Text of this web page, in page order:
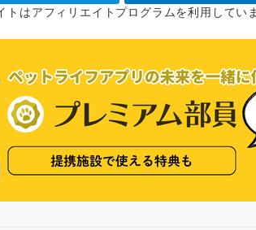
トはアフィリエイトプログラムを利用してい